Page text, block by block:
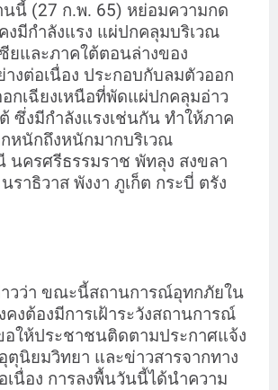
นี้ (27 ก.พ. 65) หย่อมความกด
งมีกำลังแรง แผ่ปกคลุมบริเวณ
ซียและภาคใต้ตอนล่างของ
างต่อเนื่อง ประกอบกับลมตัวออก
กเฉียงเหนือที่พัดแผ่ปกคลุมอ่าว
ซึ่งมีกำลังแรงเช่นกัน ทำให้ภาค
หนักถึงหนักมากบริเวณ
นครศรีธรรมราช พัทลุง สงขลา
ราธิวาส พังงา ภูเก็ต กระบี่ ตรัง
วว่า ขณะนี้สถานการณ์อุทกภัยใน
คงต้องมีการเฝ้าระวังสถานการณ์
อให้ประชาชนติดตามประกาศแจ้ง
ตุนิยมวิทยา และข่าวสารจากทาง
เนื่อง การลงพื้นวันนี้ได้นำความ